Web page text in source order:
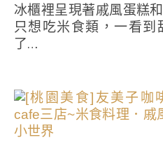
冰櫃裡呈現著戚風蛋糕
只想吃米食類，一看
了…